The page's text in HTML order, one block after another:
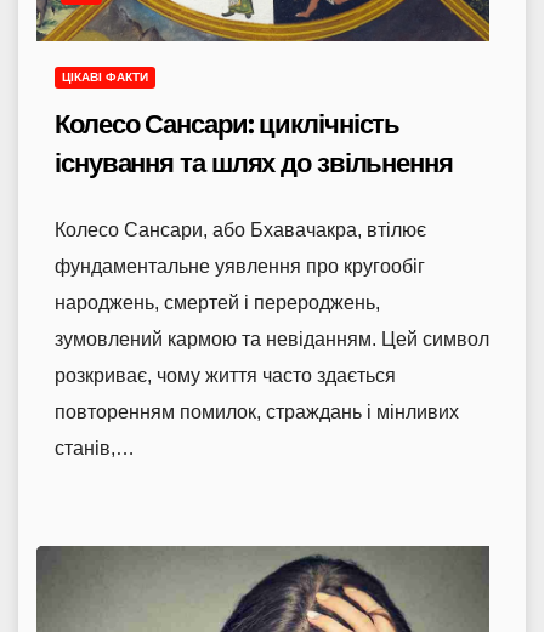
ЦІКАВІ ФАКТИ
Колесо Сансари: циклічність
існування та шлях до звільнення
Колесо Сансари, або Бхавачакра, втілює
фундаментальне уявлення про кругообіг
народжень, смертей і перероджень,
зумовлений кармою та невіданням. Цей символ
розкриває, чому життя часто здається
повторенням помилок, страждань і мінливих
станів,…